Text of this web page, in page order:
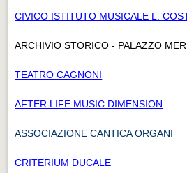
CIVICO ISTITUTO MUSICALE L.
ARCHIVIO STORICO - PALAZZO
TEATRO CAGNONI
AFTER LIFE MUSIC DIMENSION
ASSOCIAZIONE CANTICA ORGANI
CRITERIUM DUCALE